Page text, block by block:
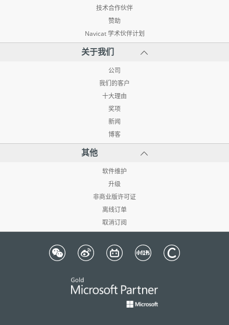
技术合作伙伴
赞助
Navicat 学术伙伴计划
关于我们
公司
我们的客户
十大理由
奖项
新闻
博客
其他
软件维护
升级
非商业版许可证
离线订单
取消订阅